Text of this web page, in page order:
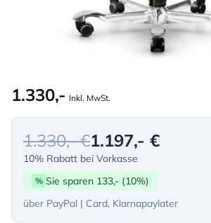
1.330,- Inkl. MwSt.
1.330,- €1.197,- €
10% Rabatt bei Vorkasse
% Sie sparen 133,- (10%)
über PayPal | Card, Klarnapaylater